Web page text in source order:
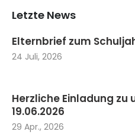
Letzte News
Elternbrief zum
24 Juli, 2026
Herzliche Einladung
19.06.2026
29 Apr., 2026